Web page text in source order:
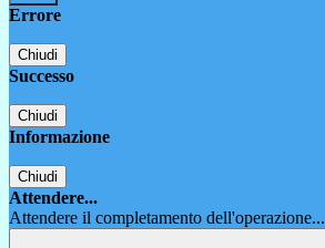
Errore
Chiudi
Successo
Chiudi
Informazione
Chiudi
Attendere...
Attendere il completamento dell'operazione...